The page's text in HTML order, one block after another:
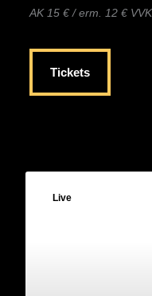
AK 15 € / erm. 12 €
Tickets
Live